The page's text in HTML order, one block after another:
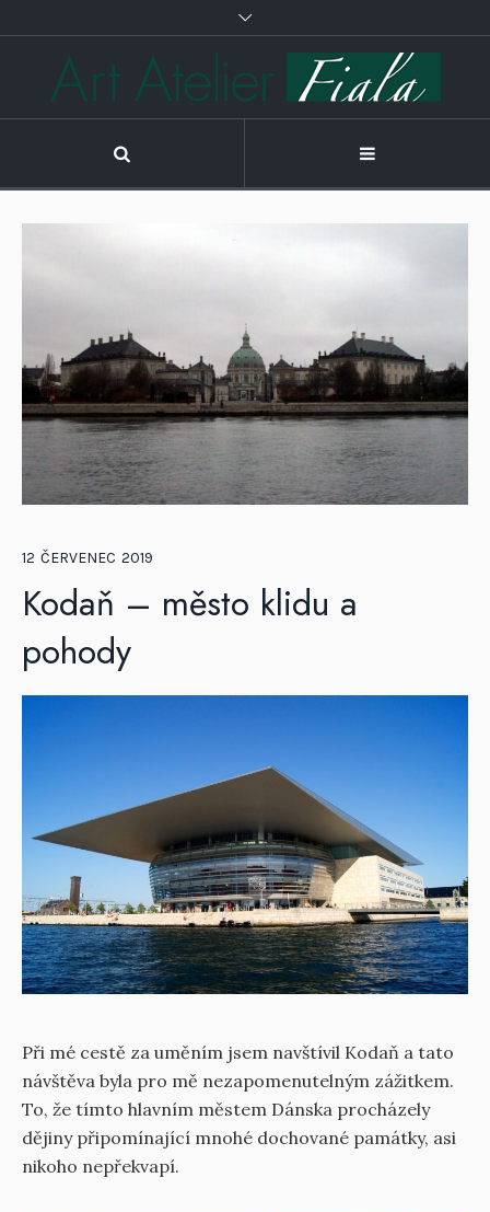
12 ČERVENEC 2019
Kodaň – město klidu a
pohody
Při mé cestě za uměním jsem navštívil Kodaň a tato
návštěva byla pro mě nezapomenutelným zážitkem.
To, že tímto hlavním městem Dánska procházely
dějiny připomínající mnohé dochované památky, asi
nikoho nepřekvapí.